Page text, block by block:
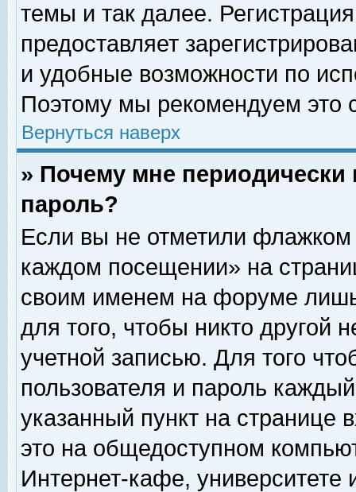
темы и так далее.
предоставляет
и удобные возможности по
Поэтому мы рекомендуем это
Вернуться наверх
» Почему мне
пароль?
Если вы не отметили флажком
каждом посещении» на
своим именем на форуме
для того, чтобы никто другой
учетной записью. Для того
пользователя и пароль
указанный пункт на
это на общедоступном
Интернет-кафе, университете